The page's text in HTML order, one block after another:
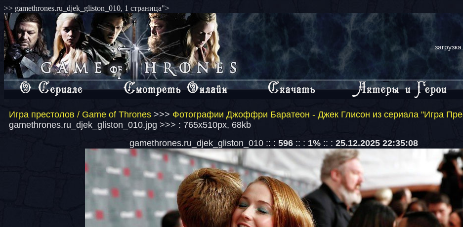
>> gamethrones.ru_djek_gliston_010, 1 страница">
Игра престолов / Game of Thrones >>> Фотографии Джоффри Баратеон - Джек Глисон из сериала "Игра
gamethrones.ru_djek_gliston_010.jpg >>> : 765x510px, 68kb
gamethrones.ru_djek_gliston_010 :: : 596 :: : 1% :: : 25.12.2025 22:35:08